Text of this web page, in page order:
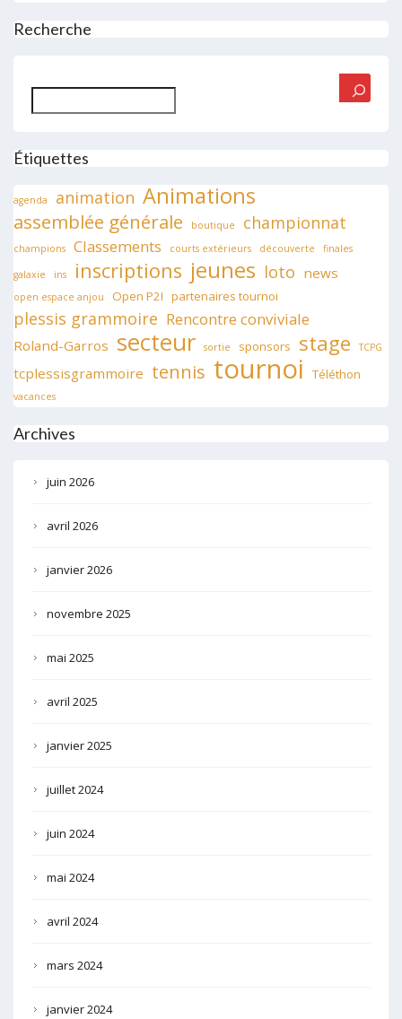
Recherche
Étiquettes
agenda animation Animations
assemblée générale boutique championnat
champions Classements courts extérieurs découverte finales
galaxie ins inscriptions jeunes loto news
open espace anjou Open P2I partenaires tournoi
plessis grammoire Rencontre conviviale
Roland-Garros secteur sortie sponsors stage TCPG
tcplessisgrammoire tennis tournoi Téléthon
vacances
Archives
juin 2026
avril 2026
janvier 2026
novembre 2025
mai 2025
avril 2025
janvier 2025
juillet 2024
juin 2024
mai 2024
avril 2024
mars 2024
janvier 2024